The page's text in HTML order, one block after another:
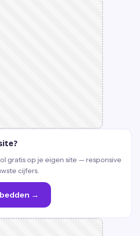
gratis op je eigen site — responsive
cijfers.
→